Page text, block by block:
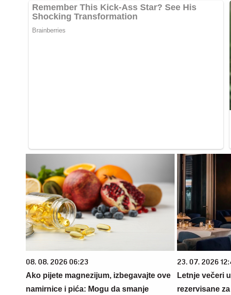
08. 08. 2026 06:23
Ako pijete magnezijum, izbegavajte ove
namirnice i pića: Mogu da smanje
23. 07. 2026
Letnje večeri
rezervisane